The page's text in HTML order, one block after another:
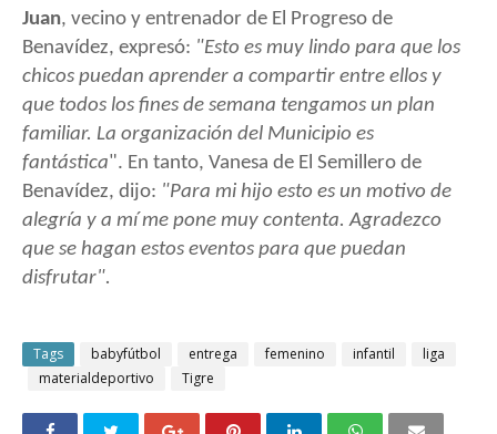
Juan, vecino y entrenador de El Progreso de
Benavídez, expresó: "Esto es muy lindo para que los
chicos puedan aprender a compartir entre ellos y
que todos los fines de semana tengamos un plan
familiar. La organización del Municipio es
fantástica". En tanto, Vanesa de El Semillero de
Benavídez, dijo: "Para mi hijo esto es un motivo de
alegría y a mí me pone muy contenta. Agradezco
que se hagan estos eventos para que puedan
disfrutar".
Tags babyfútbol entrega femenino infantil
liga
materialdeportivo
Tigre